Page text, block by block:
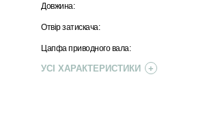
Довжина:
Отвір затискача:
Цапфа приводного вала:
УСІ ХАРАКТЕРИСТИКИ +